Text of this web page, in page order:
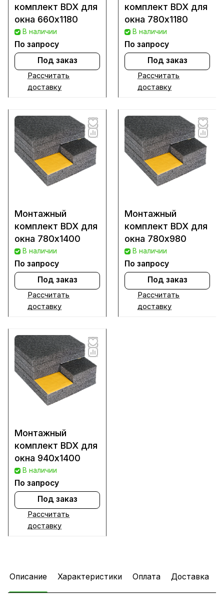
комплект BDX для
окна 660х1180
В наличии
По запросу
Под заказ
Рассчитать
доставку
комплект BDX для
окна 780х1180
В наличии
По запросу
Под заказ
Рассчитать
доставку
Монтажный
комплект BDX для
окна 780х1400
В наличии
По запросу
Под заказ
Рассчитать
доставку
Монтажный
комплект BDX для
окна 780х980
В наличии
По запросу
Под заказ
Рассчитать
доставку
Монтажный
комплект BDX для
окна 940х1400
В наличии
По запросу
Под заказ
Рассчитать
доставку
Описание Характеристики Оплата Доставка